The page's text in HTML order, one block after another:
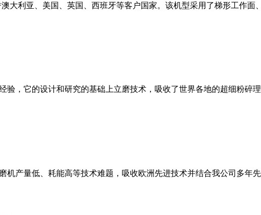
大利亚、美国、英国、西班牙等客户国家。该机型采用了梯形工作
验，它的设计和研究的基础上立磨技术，吸收了世界各地的超细粉碎
机产量低、耗能高等技术难题，吸收欧洲先进技术并结合我公司多年